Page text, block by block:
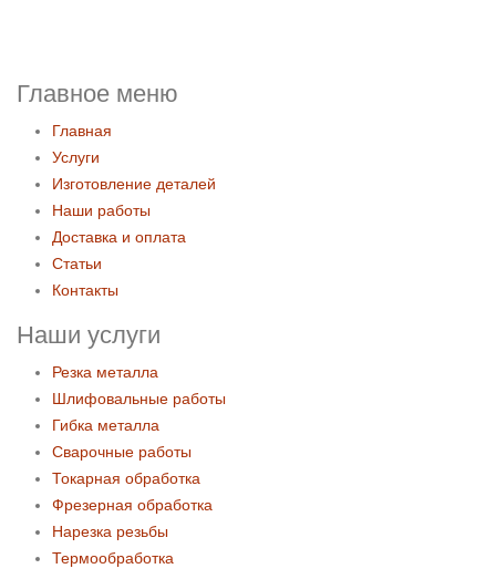
Главное меню
Главная
Услуги
Изготовление деталей
Наши работы
Доставка и оплата
Статьи
Контакты
Наши услуги
Резка металла
Шлифовальные работы
Гибка металла
Сварочные работы
Токарная обработка
Фрезерная обработка
Нарезка резьбы
Термообработка